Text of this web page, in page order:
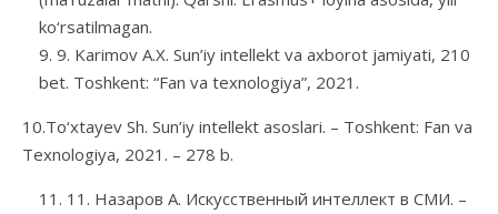
ko‘rsatilmagan.
9. Karimov A.X. Sun’iy intellekt va axborot jamiyati, 210
bet. Toshkent: “Fan va texnologiya”, 2021.
10.To‘xtayev Sh. Sun’iy intellekt asoslari. – Toshkent: Fan va
Texnologiya, 2021. – 278 b.
11. Назаров А. Искусственный интеллект в СМИ. –